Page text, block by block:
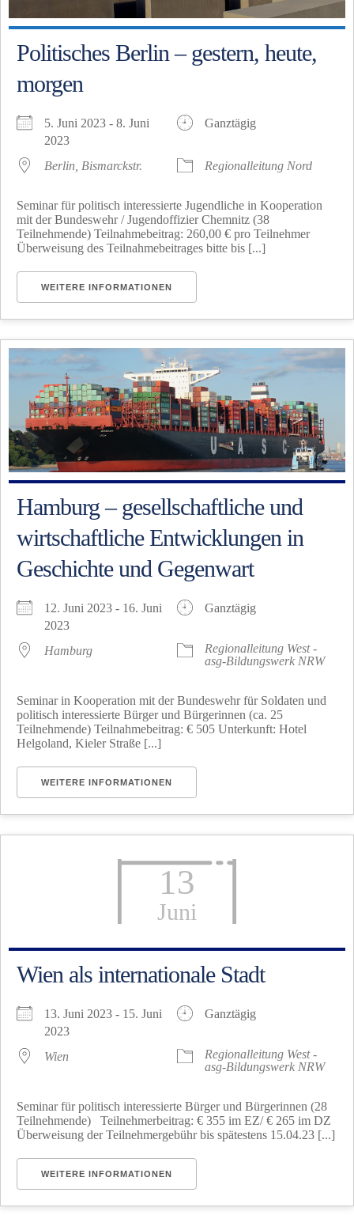
Politisches Berlin – gestern, heute,
morgen
5. Juni 2023 - 8. Juni
2023
Ganztägig
Berlin, Bismarckstr. Regionalleitung Nord
Seminar für politisch interessierte Jugendliche in Kooperation
mit der Bundeswehr / Jugendoffizier Chemnitz (38
Teilnehmende) Teilnahmebeitrag: 260,00 € pro Teilnehmer
Überweisung des Teilnahmebeitrages bitte bis [...]
WEITERE INFORMATIONEN
Hamburg – gesellschaftliche und
wirtschaftliche Entwicklungen in
Geschichte und Gegenwart
12. Juni 2023 - 16. Juni
2023
Ganztägig
Hamburg
Regionalleitung West -
asg-Bildungswerk NRW
Seminar in Kooperation mit der Bundeswehr für Soldaten und
politisch interessierte Bürger und Bürgerinnen (ca. 25
Teilnehmende) Teilnahmebeitrag: € 505 Unterkunft: Hotel
Helgoland, Kieler Straße [...]
WEITERE INFORMATIONEN
13
Juni
Wien als internationale Stadt
13. Juni 2023 - 15. Juni
2023
Ganztägig
Wien
Regionalleitung West -
asg-Bildungswerk NRW
Seminar für politisch interessierte Bürger und Bürgerinnen (28
Teilnehmende) Teilnehmerbeitrag: € 355 im EZ/ € 265 im DZ
Überweisung der Teilnehmergebühr bis spätestens 15.04.23 [...]
WEITERE INFORMATIONEN